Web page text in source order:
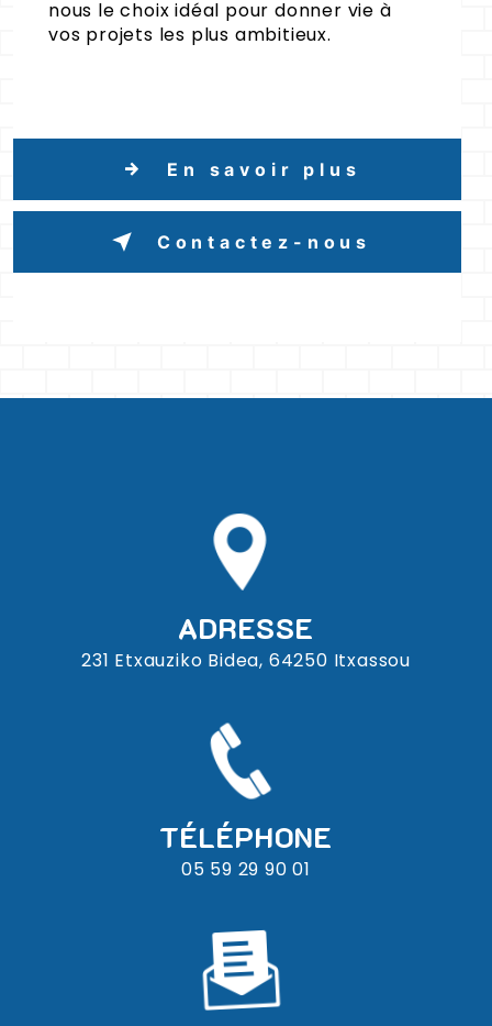
nous le choix idéal pour donner vie à
vos projets les plus ambitieux.
En savoir plus
Contactez-nous
ADRESSE
231 Etxauziko Bidea, 64250 Itxassou
TÉLÉPHONE
05 59 29 90 01